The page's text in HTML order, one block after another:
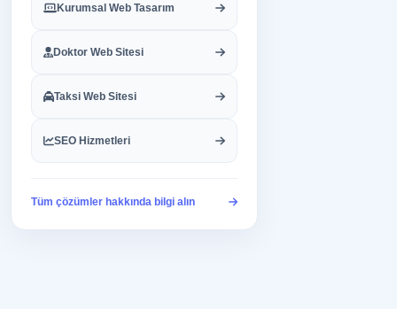
Kurumsal Web Tasarım
Doktor Web Sitesi
Taksi Web Sitesi
SEO Hizmetleri
Tüm çözümler hakkında bilgi alın